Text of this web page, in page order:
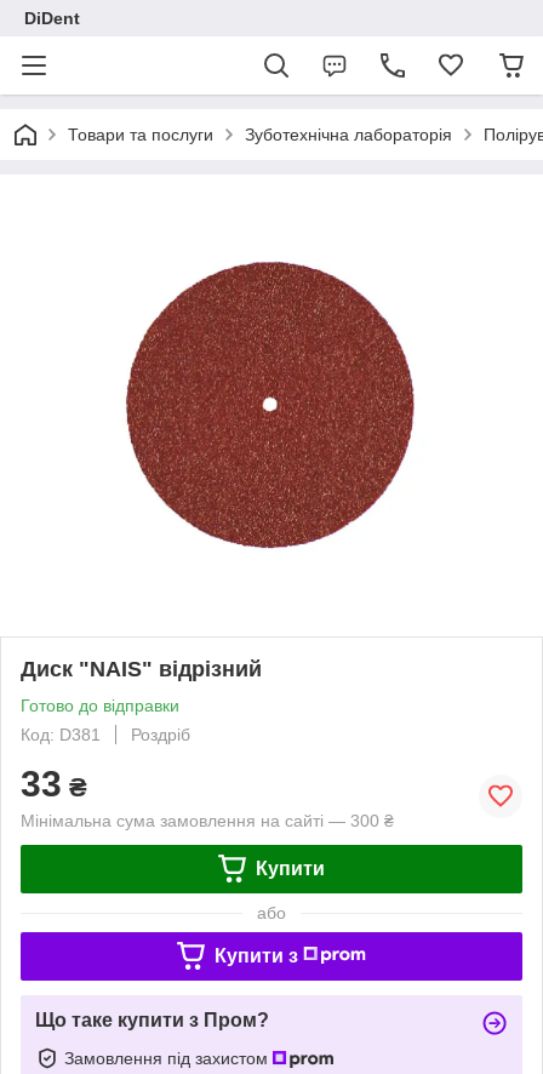
DiDent
Товари та послуги Зуботехнічна лабораторія
Диск "NAIS" відрізний
Готово до відправки
Код: D381
Роздріб
33 ₴
Мінімальна сума замовлення на сайті — 300 ₴
Купити
або
Купити з
Що таке купити з Пром?
Замовлення під захистом